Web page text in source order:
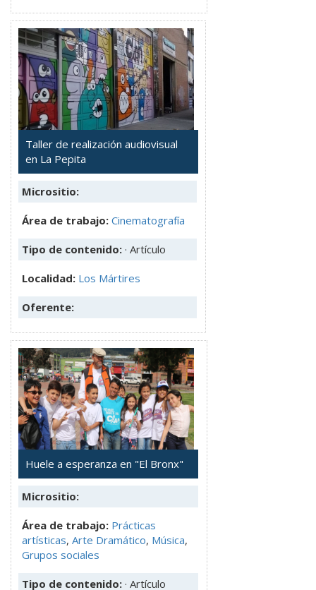
Taller de realización audiovisual
en La Pepita
Micrositio:
Área de trabajo: Cinematografía
Tipo de contenido: · Artículo
Localidad: Los Mártires
Oferente:
Huele a esperanza en "El Bronx"
Micrositio:
Área de trabajo: Prácticas
artísticas, Arte Dramático, Música,
Grupos sociales
Tipo de contenido: · Artículo